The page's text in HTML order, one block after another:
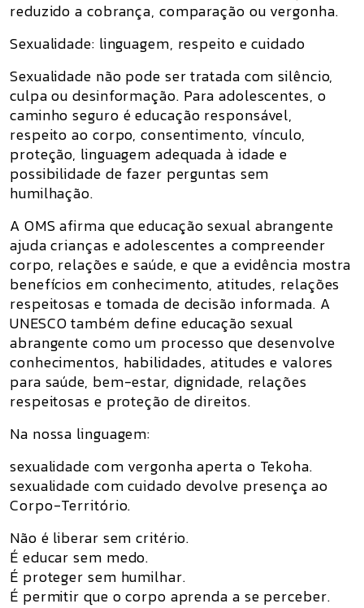
reduzido a cobrança, comparação ou vergonha.
Sexualidade: linguagem, respeito e cuidado
Sexualidade não pode ser tratada com silêncio,
culpa ou desinformação. Para adolescentes, o
caminho seguro é educação responsável,
respeito ao corpo, consentimento, vínculo,
proteção, linguagem adequada à idade e
possibilidade de fazer perguntas sem
humilhação.
A OMS afirma que educação sexual abrangente
ajuda crianças e adolescentes a compreender
corpo, relações e saúde, e que a evidência mostra
benefícios em conhecimento, atitudes, relações
respeitosas e tomada de decisão informada. A
UNESCO também define educação sexual
abrangente como um processo que desenvolve
conhecimentos, habilidades, atitudes e valores
para saúde, bem-estar, dignidade, relações
respeitosas e proteção de direitos.
Na nossa linguagem:
sexualidade com vergonha aperta o Tekoha.
sexualidade com cuidado devolve presença ao
Corpo-Território.
Não é liberar sem critério.
É educar sem medo.
É proteger sem humilhar.
É permitir que o corpo aprenda a se perceber.